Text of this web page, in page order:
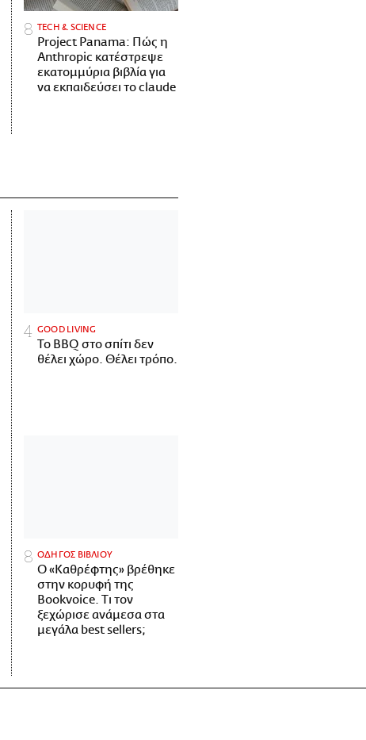
ΤECH & SCIENCE
Project Panama: Πώς η
Anthropic κατέστρεψε
εκατομμύρια βιβλία για
να εκπαιδεύσει το claude
GOOD LIVING
Το BBQ στο σπίτι δεν
θέλει χώρο. Θέλει τρόπο.
ΟΔΗΓΟΣ ΒΙΒΛΙΟΥ
Ο «Καθρέφτης» βρέθηκε
στην κορυφή της
Bookvoice. Τι τον
ξεχώρισε ανάμεσα στα
μεγάλα best sellers;